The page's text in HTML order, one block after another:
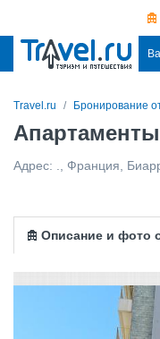
Travel.ru Бронирование
Адрес: Франция
Описание и фото